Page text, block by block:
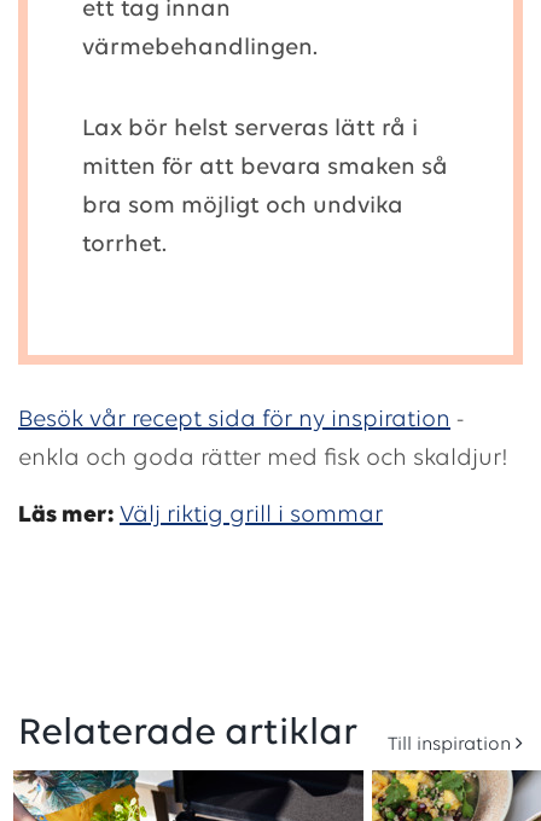
ett tag innan
värmebehandlingen.
Lax bör helst serveras lätt rå i
mitten för att bevara smaken så
bra som möjligt och undvika
torrhet.
Besök vår recept sida för ny inspiration -
enkla och goda rätter med fisk och skaldjur!
Läs mer: Välj riktig grill i sommar
Relaterade artiklar Till inspiration